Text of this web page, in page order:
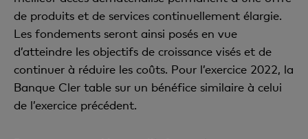
de produits et de services continuellement élargie.
Les fondements seront ainsi posés en vue
d’atteindre les objectifs de croissance visés et de
continuer à réduire les coûts. Pour l’exercice 2022, la
Banque Cler table sur un bénéfice similaire à celui
de l’exercice précédent.